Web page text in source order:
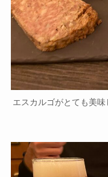
エスカルゴがとても美